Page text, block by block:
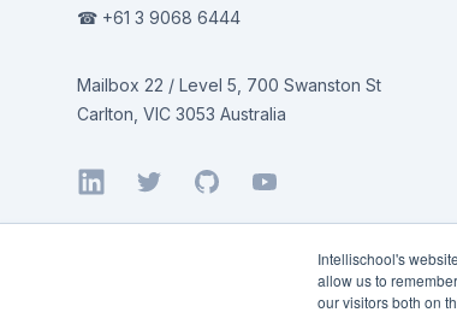
Intellischool's
allow us to
our visitors both on
☎ +61 3 9068 6444
Mailbox 22 / Level 5, 700 Swanston St
Carlton, VIC 3053 Australia
LinkedInTwitterGitHubYouTube